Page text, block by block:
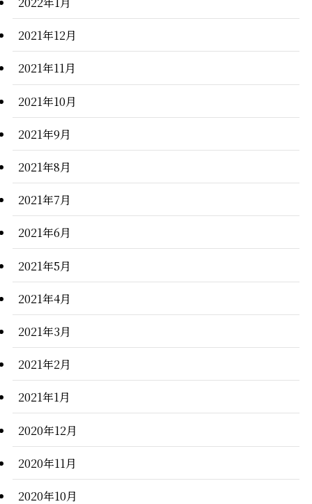
2021年12月
2021年11月
2021年10月
2021年9月
2021年8月
2021年7月
2021年6月
2021年5月
2021年4月
2021年3月
2021年2月
2021年1月
2020年12月
2020年11月
2020年10月